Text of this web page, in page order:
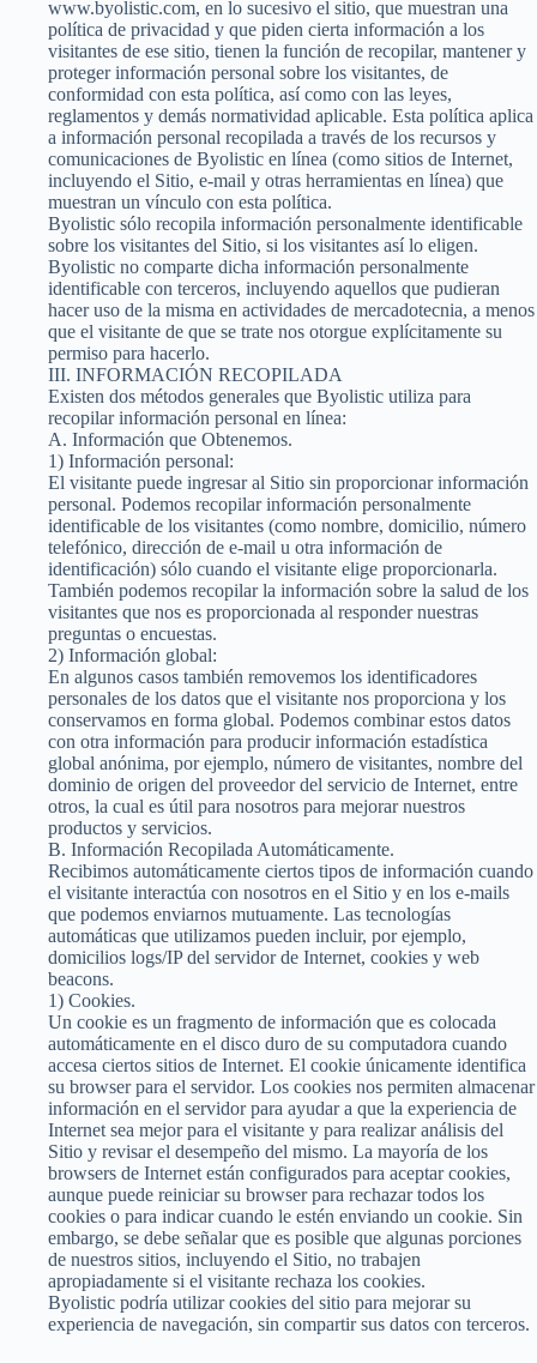
www.byolistic.com, en lo sucesivo el sitio, que muestran una
política de privacidad y que piden cierta información a los
visitantes de ese sitio, tienen la función de recopilar, mantener y
proteger información personal sobre los visitantes, de
conformidad con esta política, así como con las leyes,
reglamentos y demás normatividad aplicable. Esta política aplica
a información personal recopilada a través de los recursos y
comunicaciones de Byolistic en línea (como sitios de Internet,
incluyendo el Sitio, e-mail y otras herramientas en línea) que
muestran un vínculo con esta política.
Byolistic sólo recopila información personalmente identificable
sobre los visitantes del Sitio, si los visitantes así lo eligen.
Byolistic no comparte dicha información personalmente
identificable con terceros, incluyendo aquellos que pudieran
hacer uso de la misma en actividades de mercadotecnia, a menos
que el visitante de que se trate nos otorgue explícitamente su
permiso para hacerlo.
III. INFORMACIÓN RECOPILADA
Existen dos métodos generales que Byolistic utiliza para
recopilar información personal en línea:
A. Información que Obtenemos.
1) Información personal:
El visitante puede ingresar al Sitio sin proporcionar información
personal. Podemos recopilar información personalmente
identificable de los visitantes (como nombre, domicilio, número
telefónico, dirección de e-mail u otra información de
identificación) sólo cuando el visitante elige proporcionarla.
También podemos recopilar la información sobre la salud de los
visitantes que nos es proporcionada al responder nuestras
preguntas o encuestas.
2) Información global:
En algunos casos también removemos los identificadores
personales de los datos que el visitante nos proporciona y los
conservamos en forma global. Podemos combinar estos datos
con otra información para producir información estadística
global anónima, por ejemplo, número de visitantes, nombre del
dominio de origen del proveedor del servicio de Internet, entre
otros, la cual es útil para nosotros para mejorar nuestros
productos y servicios.
B. Información Recopilada Automáticamente.
Recibimos automáticamente ciertos tipos de información cuando
el visitante interactúa con nosotros en el Sitio y en los e-mails
que podemos enviarnos mutuamente. Las tecnologías
automáticas que utilizamos pueden incluir, por ejemplo,
domicilios logs/IP del servidor de Internet, cookies y web
beacons.
1) Cookies.
Un cookie es un fragmento de información que es colocada
automáticamente en el disco duro de su computadora cuando
accesa ciertos sitios de Internet. El cookie únicamente identifica
su browser para el servidor. Los cookies nos permiten almacenar
información en el servidor para ayudar a que la experiencia de
Internet sea mejor para el visitante y para realizar análisis del
Sitio y revisar el desempeño del mismo. La mayoría de los
browsers de Internet están configurados para aceptar cookies,
aunque puede reiniciar su browser para rechazar todos los
cookies o para indicar cuando le estén enviando un cookie. Sin
embargo, se debe señalar que es posible que algunas porciones
de nuestros sitios, incluyendo el Sitio, no trabajen
apropiadamente si el visitante rechaza los cookies.
Byolistic podría utilizar cookies del sitio para mejorar su
experiencia de navegación, sin compartir sus datos con terceros.